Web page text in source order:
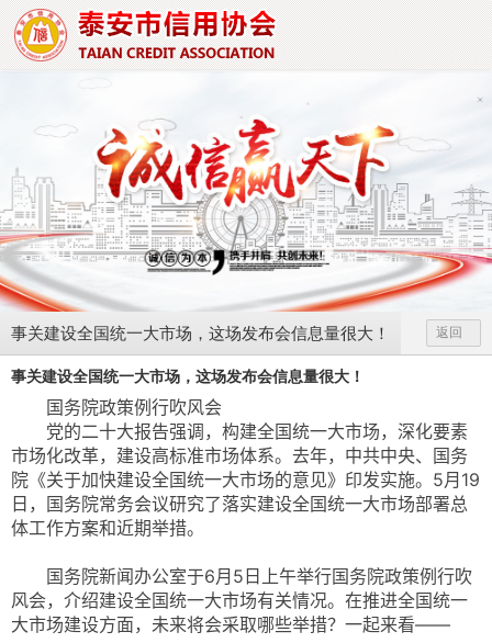
事关建设全国统一大市场，这场发布会信息量很大！ 返回
事关建设全国统一大市场，这场发布会信息量很大！
国务院政策例行吹风会
党的二十大报告强调，构建全国统一大市场，深化要素
市场化改革，建设高标准市场体系。去年，中共中央、国务
院《关于加快建设全国统一大市场的意见》印发实施。5月19
日，国务院常务会议研究了落实建设全国统一大市场部署总
体工作方案和近期举措。
国务院新闻办公室于6月5日上午举行国务院政策例行吹
风会，介绍建设全国统一大市场有关情况。在推进全国统一
大市场建设方面，未来将会采取哪些举措？一起来看——